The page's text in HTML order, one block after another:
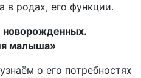
в родах, его функции.
новорожденных.
малыша»
о его потребностях